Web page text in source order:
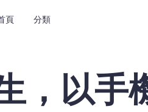
頁 分類
，以手